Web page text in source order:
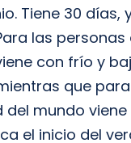
Tiene 30 días,
las personas
con frío y
que
mundo
el inicio del